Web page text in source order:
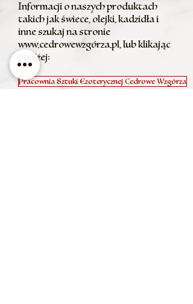
Informacji o naszych produktach
takich jak świece, olejki, kadzidła i
inne szukaj na stronie
www.cedrowewzgórza.pl, lub klikając
poniżej:
Pracownia Sztuki Ezoterycznej Cedrowe Wzgórza